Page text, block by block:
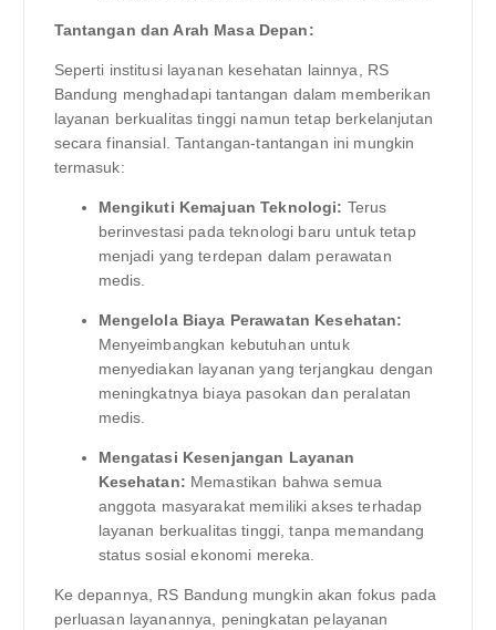
Tantangan dan Arah Masa Depan:
Seperti institusi layanan kesehatan lainnya, RS
Bandung menghadapi tantangan dalam memberikan
layanan berkualitas tinggi namun tetap berkelanjutan
secara finansial. Tantangan-tantangan ini mungkin
termasuk:
Mengikuti Kemajuan Teknologi: Terus
berinvestasi pada teknologi baru untuk tetap
menjadi yang terdepan dalam perawatan
medis.
Mengelola Biaya Perawatan Kesehatan:
Menyeimbangkan kebutuhan untuk
menyediakan layanan yang terjangkau dengan
meningkatnya biaya pasokan dan peralatan
medis.
Mengatasi Kesenjangan Layanan
Kesehatan: Memastikan bahwa semua
anggota masyarakat memiliki akses terhadap
layanan berkualitas tinggi, tanpa memandang
status sosial ekonomi mereka.
Ke depannya, RS Bandung mungkin akan fokus pada
perluasan layanannya, peningkatan pelayanan